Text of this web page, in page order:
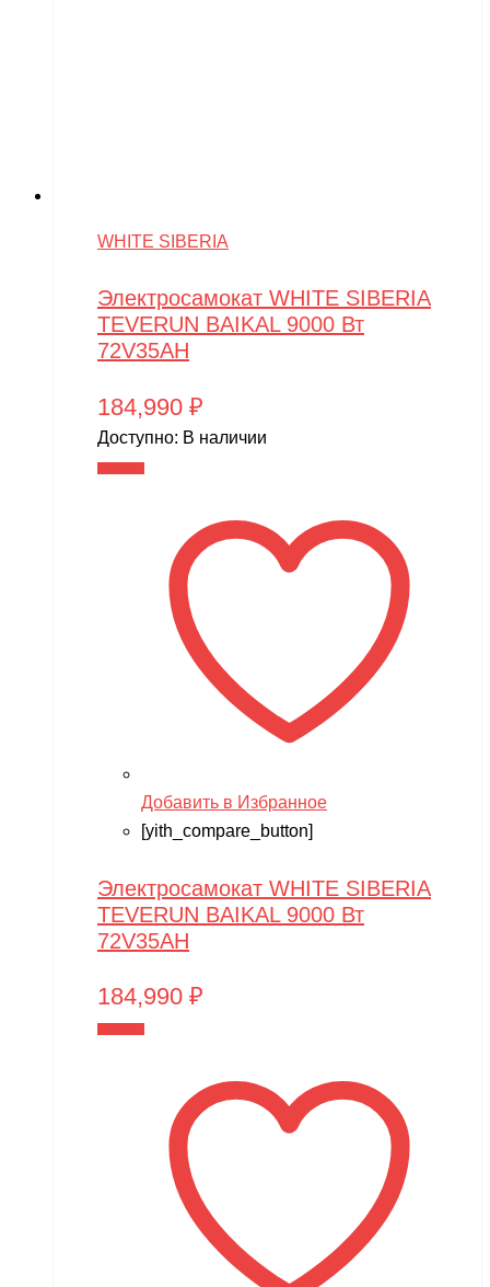
WHITE SIBERIA
Электросамокат WHITE SIBERIA
TEVERUN BAIKAL 9000 Вт
72V35AH
184,990 ₽
Доступно: В наличии
Добавить в Избранное
[yith_compare_button]
Электросамокат WHITE SIBERIA
TEVERUN BAIKAL 9000 Вт
72V35AH
184,990 ₽